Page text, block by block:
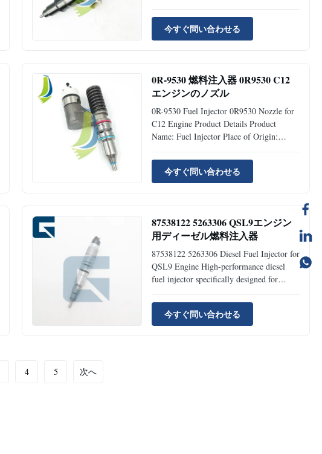
Part Number: 21028884 Type: Excavator
Spare Parts MOQ 1 Piece Condition:
Brand New Availability: Rick Stock
今すぐ問い合わせる
0R-9530 燃料注入器 0R9530 C12
エンジンのノズル
0R-9530 Fuel Injector 0R9530 Nozzle for
C12 Engine Product Details Product
Name: Fuel Injector Place of Origin:
Number: C12 Part Number: 0R-9530
Type: Excavator Spare Parts MOQ 1 Piece
Condition: Brand New Availability: Rick
今すぐ問い合わせる
87538122 5263306 QSL9エンジン
用ディーゼル燃料注入器
87538122 5263306 Diesel Fuel Injector for
QSL9 Engine High-performance diesel
fuel injector specifically designed for
delivery and engine performance. Product
Specifications Product Name Fuel Injector
Part Number 87538122 Brand Name
今すぐ問い合わせる
4 5 次へ